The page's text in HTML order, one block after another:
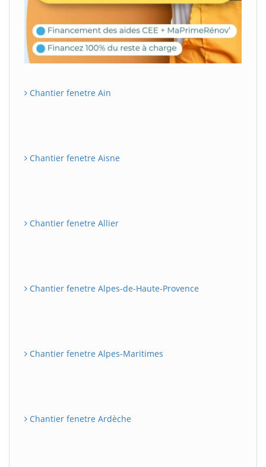
Chantier fenetre Ain
Chantier fenetre Aisne
Chantier fenetre Allier
Chantier fenetre Alpes-de-Haute-Provence
Chantier fenetre Alpes-Maritimes
Chantier fenetre Ardèche